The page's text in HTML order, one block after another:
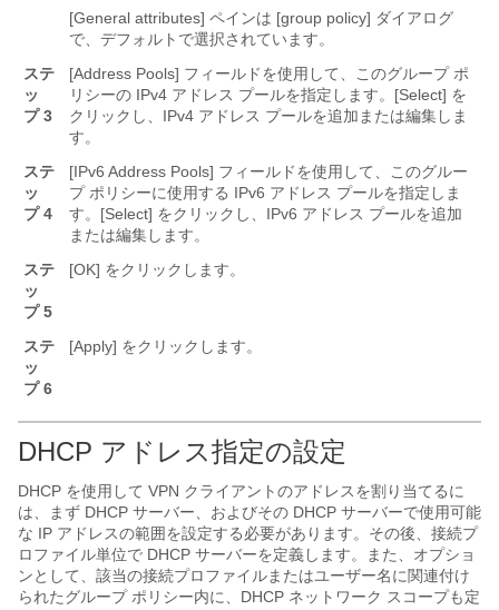
[General attributes] ペインは [group policy] ダイアログ
で、デフォルトで選択されています。
ステ
ッ
プ 3
[Address Pools] フィールドを使用して、このグループ ポ
リシーの IPv4 アドレス プールを指定します。[Select] を
クリックし、IPv4 アドレス プールを追加または編集しま
す。
ステ
ッ
プ 4
[IPv6 Address Pools] フィールドを使用して、このグルー
プ ポリシーに使用する IPv6 アドレス プールを指定しま
す。[Select] をクリックし、IPv6 アドレス プールを追加
または編集します。
ステ
ッ
プ 5
[OK] をクリックします。
ステ
ッ
プ 6
[Apply] をクリックします。
DHCP アドレス指定の設定
DHCP を使用して VPN クライアントのアドレスを割り当てるに
は、まず DHCP サーバー、およびその DHCP サーバーで使用可能
な IP アドレスの範囲を設定する必要があります。その後、接続プ
ロファイル単位で DHCP サーバーを定義します。また、オプショ
ンとして、該当の接続プロファイルまたはユーザー名に関連付け
られたグループ ポリシー内に、DHCP ネットワーク スコープも定